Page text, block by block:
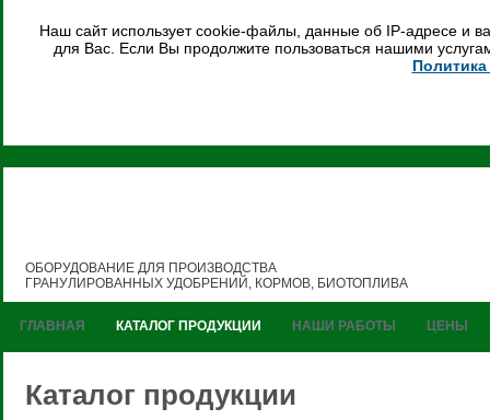
Наш сайт использует cookie-файлы, данные об IP-адресе и
для Вас. Если Вы продолжите пользоваться нашими
ОБОРУДОВАНИЕ ДЛЯ ПРОИЗВОДСТВА
ГРАНУЛИРОВАННЫХ УДОБРЕНИЙ, КОРМОВ, БИОТОПЛИВА
ГЛАВНАЯ КАТАЛОГ ПРОДУКЦИИ НАШИ РАБОТЫ ЦЕНЫ
Каталог продукции